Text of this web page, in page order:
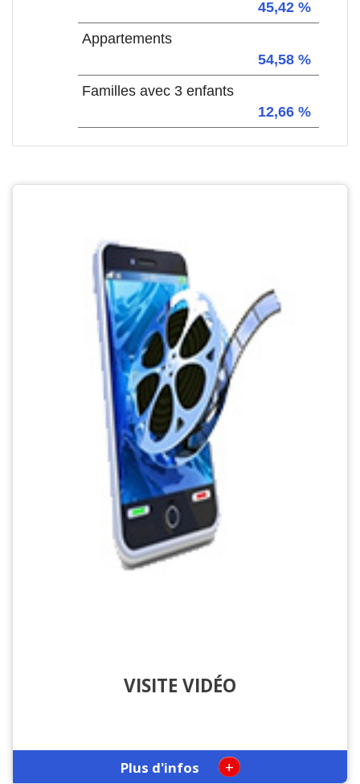
45,42 %
Appartements
54,58 %
Familles avec 3 enfants
12,66 %
VISITE VIDÉO
Plus d'infos +